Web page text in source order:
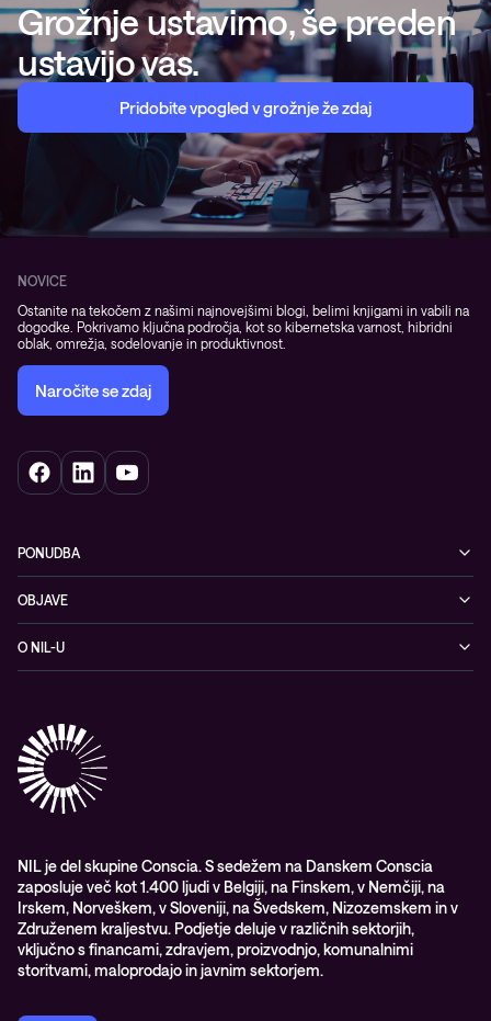
Grožnje ustavimo, še preden
ustavijo vas.
Pridobite vpogled v grožnje že zdaj
NOVICE
Ostanite na tekočem z našimi najnovejšimi blogi, belimi knjigami in vabili na
dogodke. Pokrivamo ključna področja, kot so kibernetska varnost, hibridni
oblak, omrežja, sodelovanje in produktivnost.
Naročite se zdaj
PONUDBA
Omrežje
Hibridni oblak
Izobraževanje
Upravljane IT storitve in podpora
Opazljivost
OBJAVE
Blogi
Videi
Vodiči
O NIL-U
Partnerji
Nagrade & priznanja industrije
WORK@NIL
Študenti
Trajnost in družbena odgovornost
NIL je del skupine Conscia. S sedežem na Danskem Conscia
zaposluje več kot 1.400 ljudi v Belgiji, na Finskem, v Nemčiji, na
Irskem, Norveškem, v Sloveniji, na Švedskem, Nizozemskem in v
Združenem kraljestvu. Podjetje deluje v različnih sektorjih,
vključno s financami, zdravjem, proizvodnjo, komunalnimi
storitvami, maloprodajo in javnim sektorjem.